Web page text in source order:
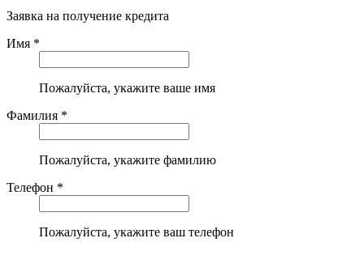
Заявка на получение кредита
Имя *
Пожалуйста, укажите ваше имя
Фамилия *
Пожалуйста, укажите фамилию
Телефон *
Пожалуйста, укажите ваш телефон